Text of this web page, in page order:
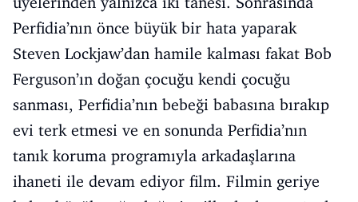
Perfidia’nın önce büyük bir hata yaparak
Steven Lockjaw’dan hamile kalması fakat Bob
Ferguson’ın doğan çocuğu kendi çocuğu
sanması, Perfidia’nın bebeği babasına bırakıp
evi terk etmesi ve en sonunda Perfidia’nın
tanık koruma programıyla arkadaşlarına
ihaneti ile devam ediyor film. Filmin geriye